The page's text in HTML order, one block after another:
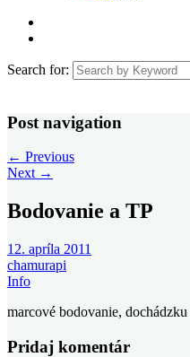
Search for:
Post navigation
← Previous
Next →
Bodovanie a TP
12. apríla 2011
chamurapi
Info
marcové bodovanie,
Pridaj komentár